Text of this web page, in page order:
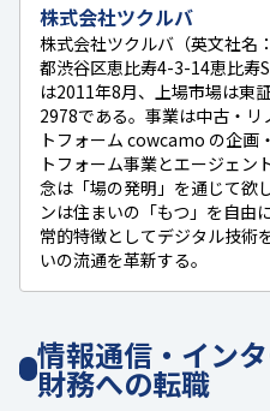
株式会社ツクルバ
株式会社ツクルバ（英文社名
都渋谷区恵比寿4-3-14恵比寿
は2011年8月、上場市場は東
2978である。事業は中古・
トフォーム cowcamo の企画
トフォーム事業とエージェン
念は「場の発明」を通じて欲
ンは住まいの「もつ」を自由
常的特徴としてデジタル技術
いの流通を革新する。
情報通信・イン
財務への転職